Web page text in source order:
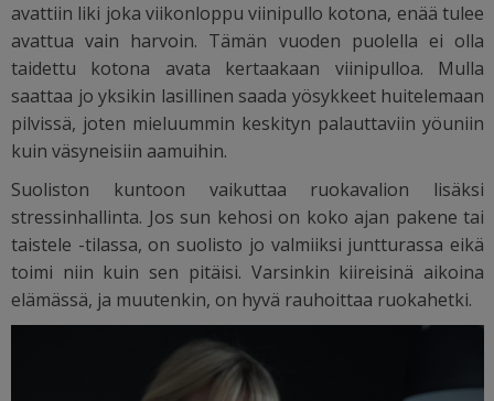
avattiin liki joka viikonloppu viinipullo kotona, enää tulee
avattua vain harvoin. Tämän vuoden puolella ei olla
taidettu kotona avata kertaakaan viinipulloa. Mulla
saattaa jo yksikin lasillinen saada yösykkeet huitelemaan
pilvissä, joten mieluummin keskityn palauttaviin yöuniin
kuin väsyneisiin aamuihin.
Suoliston kuntoon vaikuttaa ruokavalion lisäksi
stressinhallinta. Jos sun kehosi on koko ajan pakene tai
taistele -tilassa, on suolisto jo valmiiksi juntturassa eikä
toimi niin kuin sen pitäisi. Varsinkin kiireisinä aikoina
elämässä, ja muutenkin, on hyvä rauhoittaa ruokahetki.